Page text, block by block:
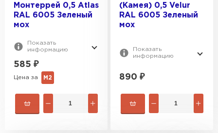
Монтеррей 0,5 Atlas
RAL 6005 Зеленый
мох
Показать
информацию
585 ₽
Цена за М2
(Камея) 0,5 Velur
RAL 6005 Зеленый
мох
Показать
информацию
890 ₽
ПЕРЕЙТИ